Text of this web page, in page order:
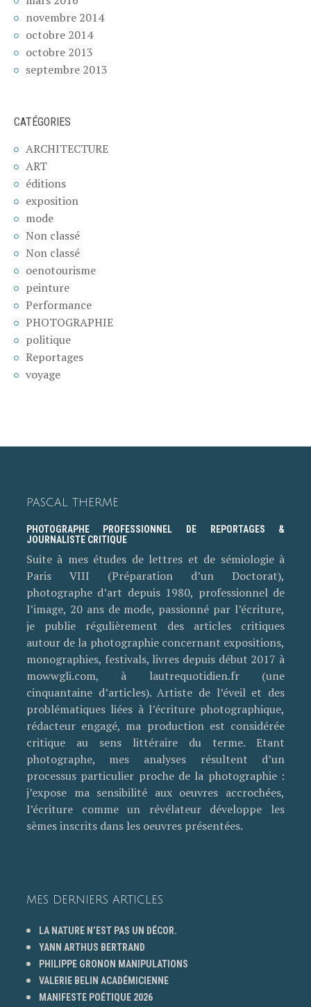
novembre 2014
octobre 2014
octobre 2013
septembre 2013
CATÉGORIES
ARCHITECTURE
ART
éditions
exposition
mode
Non classé
Non classé
oenotourisme
peinture
Performance
PHOTOGRAPHIE
politique
Reportages
voyage
PASCAL THERME
PHOTOGRAPHE PROFESSIONNEL DE REPORTAGES &
JOURNALISTE CRITIQUE
Suite à mes études de lettres et de sémiologie à
Paris VIII (Préparation d’un Doctorat),
photographe d’art depuis 1980, professionnel de
l’image, 20 ans de mode, passionné par l’écriture,
je publie régulièrement des articles critiques
autour de la photographie concernant expositions,
monographies, festivals, livres depuis début 2017 à
mowwgli.com, à lautrequotidien.fr (une
cinquantaine d’articles). Artiste de l’éveil et des
problématiques liées à l’écriture photographique,
rédacteur engagé, ma production est considérée
critique au sens littéraire du terme. Etant
photographe, mes analyses résultent d’un
processus particulier proche de la photographie :
j’expose ma sensibilité aux oeuvres accrochées,
l’écriture comme un révélateur développe les
sèmes inscrits dans les oeuvres présentées.
MES DERNIERS ARTICLES
LA NATURE N’EST PAS UN DÉCOR.
YANN ARTHUS BERTRAND
PHILIPPE GRONON MANIPULATIONS
VALERIE BELIN ACADÉMICIENNE
MANIFESTE POÉTIQUE 2026